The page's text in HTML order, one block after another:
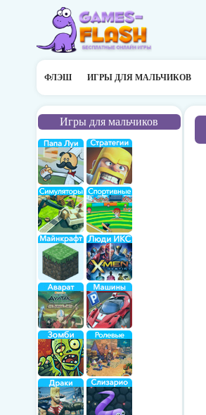
ФЛЭШ ИГРЫ ДЛЯ МАЛЬЧИКОВ
Игры для мальчиков